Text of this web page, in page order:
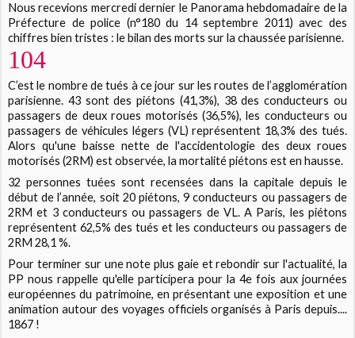
Nous recevions mercredi dernier le Panorama hebdomadaire de la
Préfecture de police (n°180 du 14 septembre 2011) avec des
chiffres bien tristes : le bilan des morts sur la chaussée parisienne.
104
C’est le nombre de tués à ce jour sur les routes de l’agglomération
parisienne. 43 sont des piétons (41,3%), 38 des conducteurs ou
passagers de deux roues motorisés (36,5%), les conducteurs ou
passagers de véhicules légers (VL) représentent 18,3% des tués.
Alors qu'une baisse nette de l'accidentologie des deux roues
motorisés (2RM) est observée, la mortalité piétons est en hausse.
32 personnes tuées sont recensées dans la capitale depuis le
début de l’année, soit 20 piétons, 9 conducteurs ou passagers de
2RM et 3 conducteurs ou passagers de VL. A Paris, les piétons
représentent 62,5% des tués et les conducteurs ou passagers de
2RM 28,1 %.
Pour terminer sur une note plus gaie et rebondir sur l'actualité, la
PP nous rappelle qu'elle participera pour la 4e fois aux journées
européennes du patrimoine, en présentant une exposition et une
animation autour des voyages officiels organisés à Paris depuis....
1867 !